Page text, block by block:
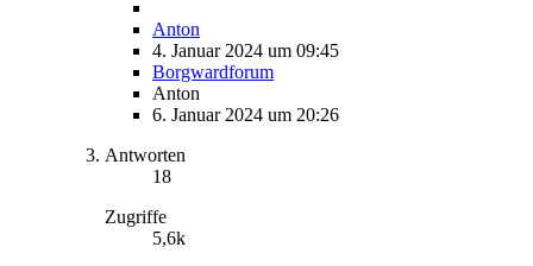
Anton
4. Januar 2024 um 09:45
Borgwardforum
Anton
6. Januar 2024 um 20:26
Antworten
18
Zugriffe
5,6k